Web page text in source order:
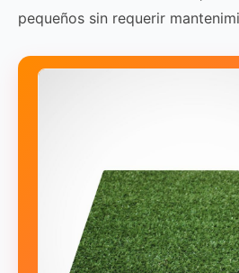
pequeños sin requerir